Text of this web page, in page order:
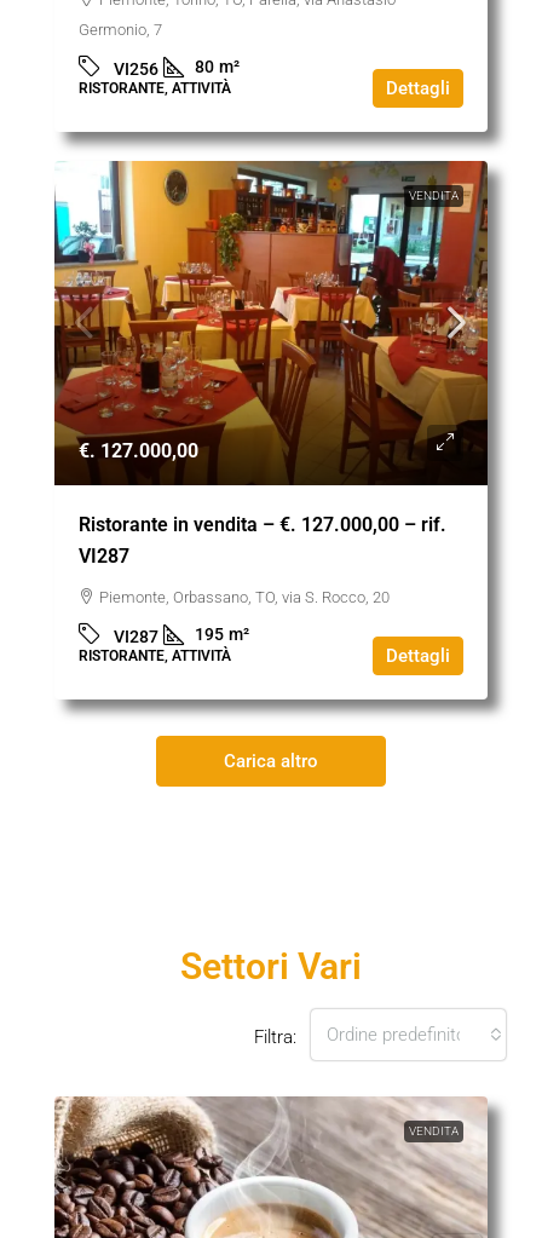
Germonio, 7
VI256 80 m²
RISTORANTE, ATTIVITÀ Dettagli
VENDITA
€. 127.000,00
Ristorante in vendita – €. 127.000,00 – rif.
VI287
Piemonte, Orbassano, TO, via S. Rocco, 20
VI287 195 m²
RISTORANTE, ATTIVITÀ Dettagli
Carica altro
Settori Vari
Filtra: Ordine predefinito
VENDITA